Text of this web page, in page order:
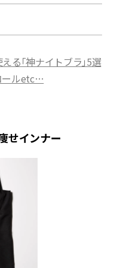
る「神ナイトブラ」5選
ールetc…
せインナー